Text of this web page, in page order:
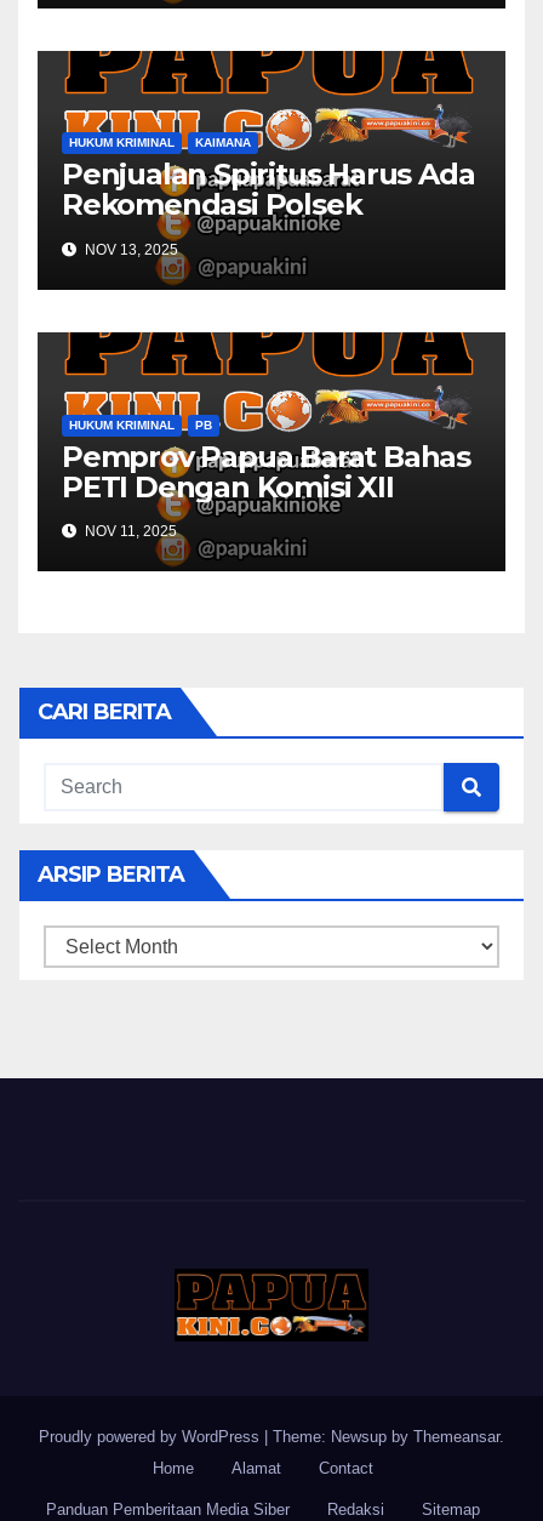
HUKUM KRIMINAL KAIMANA
Penjualan Spiritus Harus Ada
Rekomendasi Polsek
Kaimana
NOV 13, 2025
HUKUM KRIMINAL PB
Pemprov Papua Barat Bahas
PETI Dengan Komisi XII
NOV 11, 2025
CARI BERITA
ARSIP BERITA
ARSIP
Proudly powered by WordPress Theme: Newsup by Themeansar.
Home
Alamat Contact
Panduan Pemberitaan Media Siber Redaksi Sitemap